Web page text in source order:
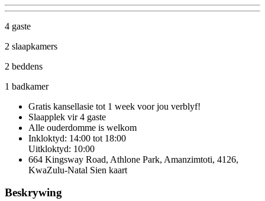
4 gaste
2 slaapkamers
2 beddens
1 badkamer
Gratis kansellasie tot 1 week voor jou verblyf!
Slaapplek vir 4 gaste
Alle ouderdomme is welkom
Inkloktyd: 14:00 tot 18:00
Uitkloktyd: 10:00
664 Kingsway Road, Athlone Park, Amanzimtoti, 4126,
KwaZulu-Natal Sien kaart
Beskrywing